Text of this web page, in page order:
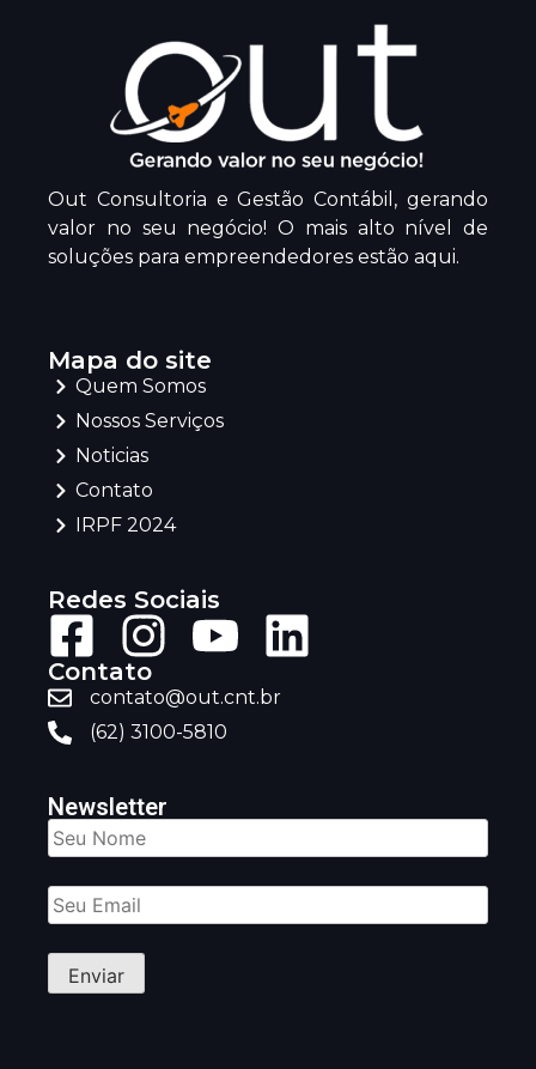
Out Consultoria e Gestão Contábil, gerando
valor no seu negócio! O mais alto nível de
soluções para empreendedores estão aqui.
Mapa do site
Quem Somos
Nossos Serviços
Noticias
Contato
IRPF 2024
Redes Sociais
Contato
contato@out.cnt.br
(62) 3100-5810
Newsletter